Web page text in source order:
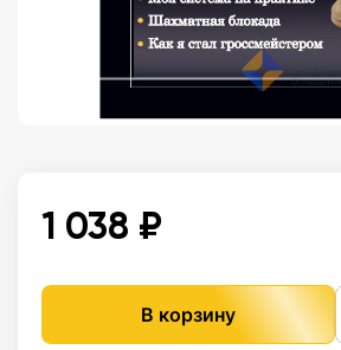
1 038 ₽
В корзину